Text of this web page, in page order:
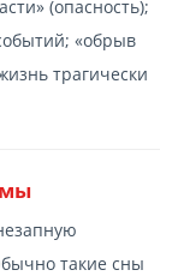
(опасность);
«обрыв
трагически
такие сны